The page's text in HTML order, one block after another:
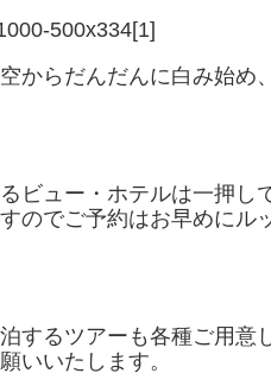
からだんだんに白み始め
ビュー・ホテルは一押し
のでご予約はお早めにル
するツアーも各種ご用意
いいたします。